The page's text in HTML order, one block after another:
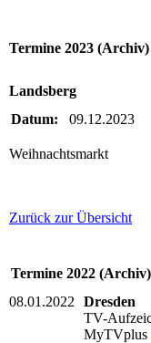
Termine 2023 (Archiv)
Landsberg
Datum:
09.12.2023
Weihnachtsmarkt
Zurück zur Übersicht
Termine 2022 (Archiv)
08.01.2022
Dresden
TV-
MyTVplus